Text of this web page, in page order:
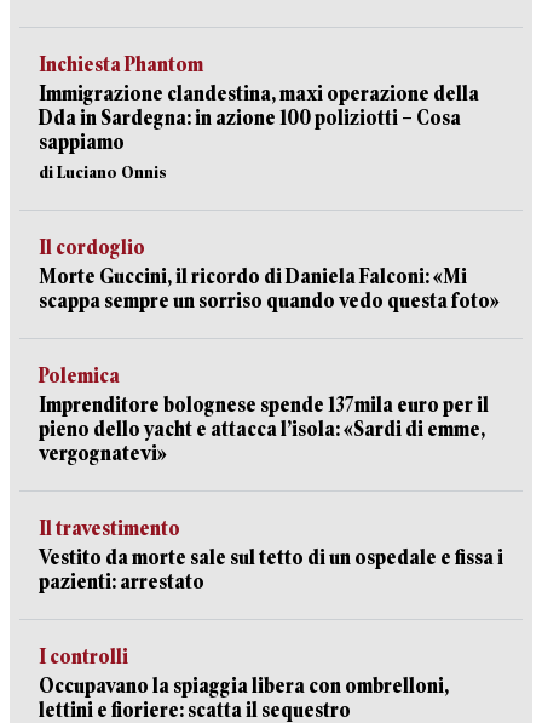
Inchiesta Phantom
Immigrazione clandestina, maxi operazione della
Dda in Sardegna: in azione 100 poliziotti – Cosa
sappiamo
di Luciano Onnis
Il cordoglio
Morte Guccini, il ricordo di Daniela Falconi: «Mi
scappa sempre un sorriso quando vedo questa foto»
Polemica
Imprenditore bolognese spende 137mila euro per il
pieno dello yacht e attacca l’isola: «Sardi di emme,
vergognatevi»
Il travestimento
Vestito da morte sale sul tetto di un ospedale e fissa i
pazienti: arrestato
I controlli
Occupavano la spiaggia libera con ombrelloni,
lettini e fioriere: scatta il sequestro